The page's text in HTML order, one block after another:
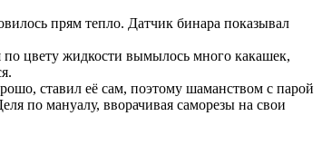
прям тепло. Датчик бинара показывал
по цвету жидкости вымылось много какашек,
ставил её сам, поэтому шаманством с парой
по мануалу, вворачивая саморезы на свои